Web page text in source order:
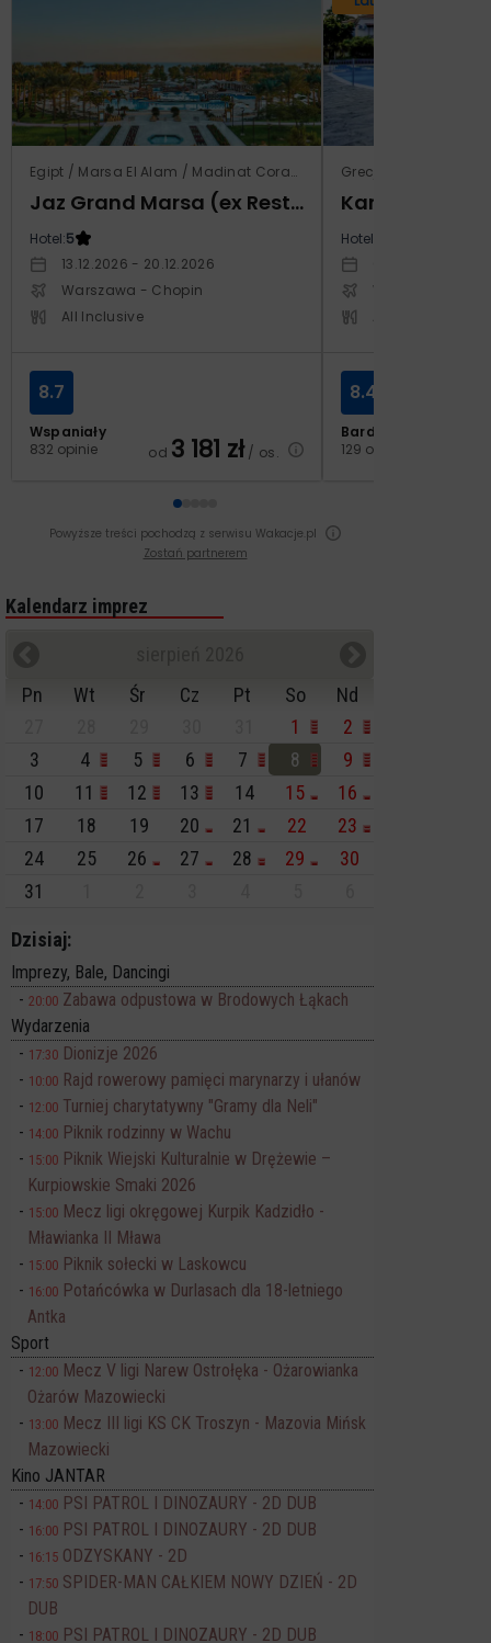
Egipt / Marsa El Alam / Madinat Coraya
Jaz Grand Marsa (ex Resta Grand Resort)
Hotel:5
13.12.2026 - 20.12.2026
Warszawa - Chopin
All Inclusive
Wspaniały
832 opinie
8.7
od 3 181 zł/ os.
Grecja / Samos /
Kampos
Hotel:
Warszawa -
Bardzo dobry
129 opinii
8.4
Powyższe treści pochodzą z serwisu Wakacje.pl
Zostań partnerem
Kalendarz imprez
Pn
Wt Śr Cz Pt So
Nd
1
2
3
4 5 6 7 8
9
10
11 12 13 14 15
16
17
18 19 20 21 22
23
24
25 26 27 28 29
30
31
Dzisiaj:
Imprezy, Bale, Dancingi
20:00 Zabawa odpustowa w Brodowych Łąkach
Wydarzenia
17:30 Dionizje 2026
10:00 Rajd rowerowy pamięci marynarzy i ułanów
12:00 Turniej charytatywny "Gramy dla Neli"
14:00 Piknik rodzinny w Wachu
15:00 Piknik Wiejski Kulturalnie w Drężewie –
Kurpiowskie Smaki 2026
15:00 Mecz ligi okręgowej Kurpik Kadzidło -
Mławianka II Mława
15:00 Piknik sołecki w Laskowcu
16:00 Potańcówka w Durlasach dla 18-letniego
Antka
Sport
12:00 Mecz V ligi Narew Ostrołęka - Ożarowianka
Ożarów Mazowiecki
13:00 Mecz III ligi KS CK Troszyn - Mazovia Mińsk
Mazowiecki
Kino JANTAR
14:00 PSI PATROL I DINOZAURY - 2D DUB
16:00 PSI PATROL I DINOZAURY - 2D DUB
16:15 ODZYSKANY - 2D
17:50 SPIDER-MAN CAŁKIEM NOWY DZIEŃ - 2D
DUB
18:00 PSI PATROL I DINOZAURY - 2D DUB